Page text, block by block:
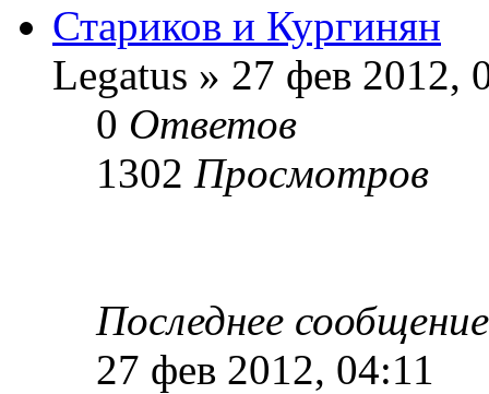
Стариков и Кургинян
Legatus » 27 фев 2012,
0 Ответов
1302 Просмотров
Последнее
27 фев 2012, 04:11